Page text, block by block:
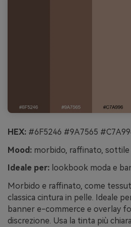
HEX: #6F5246 #9A7565
Mood: morbido, raffinato, sottile
Ideale per: lookbook moda e
Morbido e raffinato, come
classica cintura in pelle. Ideale
banner e-commerce e overlay
discrezione. Usa la tinta più